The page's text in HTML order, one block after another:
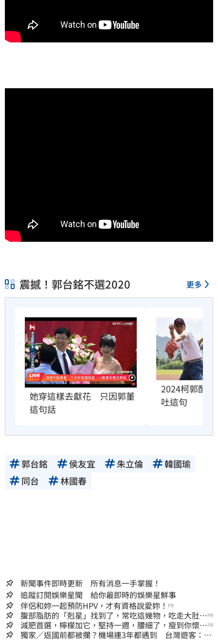
震撼！郭台銘不選2020 更多
她穿這樣去獻花　只因郭董
這句話
2024柯郭配
吐這句
郭台銘 侯友宜 朱立倫
韓國瑜
同台
林國春
新聞事件即時更新 所有消息一手掌握！
追蹤訂閱娛樂星聞 給你最即時的娛樂星鮮事
伴侶和妳一起預防HPV，才有資格說愛妳！ PR
腹部脂肪的「剋星」找到了，常吃這幾物，吃走大肚
囊，瘦出小蠻腰
PR
減肥首選，檸檬加它，堅持一週，腰細了，瘦到你懷疑
人生
PR
獨家／返國前都被攔？機場連3年都遇到 台灣遊客：難